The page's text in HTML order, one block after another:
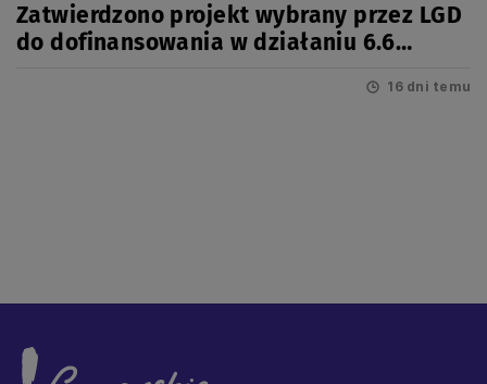
Zatwierdzono projekt wybrany przez LGD
do dofinansowania w działaniu 6.6
16 dni temu